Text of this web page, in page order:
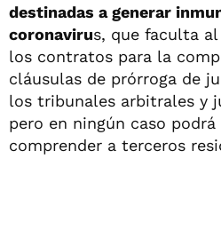
destinadas a generar
coronavirus, que faculta
los contratos para la
cláusulas de prórroga de
los tribunales arbitrales y
pero en ningún caso
comprender a terceros